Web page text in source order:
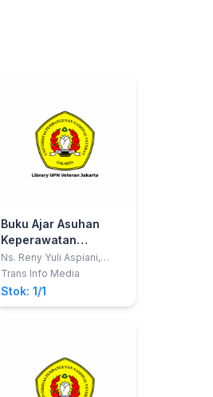
Buku Ajar Asuhan
Keperawatan
Maternitas Aplikasi
NANDA, NIC dan NOC
Ns. Reny Yuli Aspiani,
S.Kep
Trans Info Media
Stok: 1/1